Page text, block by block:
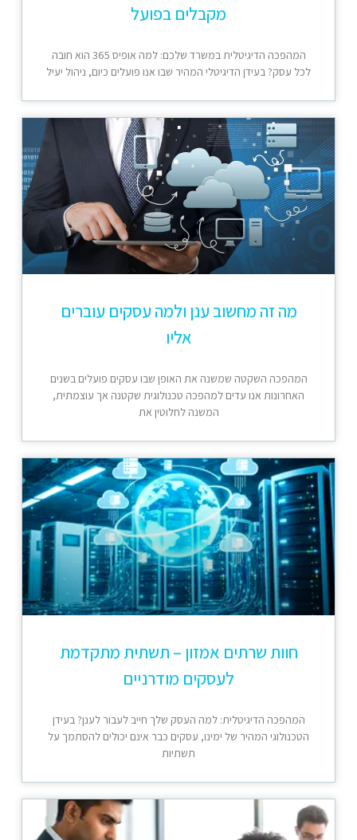
מקבלים בפועל
המהפכה הדיגיטלית במשרד שלכם: למה אופיס 365 הוא חובה
לכל עסק? בעידן הדיגיטלי המהיר שבו אנו פועלים כיום, ניהול יעיל
מה זה מחשוב ענן ולמה עסקים עוברים
אליו
המהפכה השקטה שמשנה את האופן שבו עסקים פועלים בשנים
האחרונות אנו עדים למהפכה טכנולוגית שקטנה אך עוצמתית,
המשנה לחלוטין את
חוות שרתים אמזון – תשתית מתקדמת
לעסקים מודרניים
המהפכה הדיגיטלית: למה העסק שלך חייב לעבור לענן? בעידן
הטכנולוגי המהיר של ימינו, עסקים כבר אינם יכולים להסתמך על
תשתיות